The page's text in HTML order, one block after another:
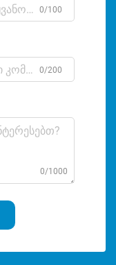
0/100
0/200
0/1000